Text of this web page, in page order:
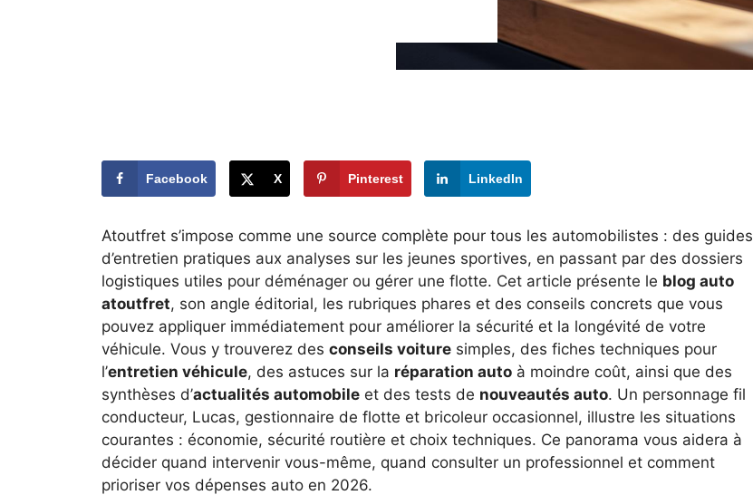
Facebook X Pinterest LinkedIn
Atoutfret s’impose comme une source complète pour tous les automobilistes : des guides
d’entretien pratiques aux analyses sur les jeunes sportives, en passant par des dossiers
logistiques utiles pour déménager ou gérer une flotte. Cet article présente le blog auto
atoutfret, son angle éditorial, les rubriques phares et des conseils concrets que vous
pouvez appliquer immédiatement pour améliorer la sécurité et la longévité de votre
véhicule. Vous y trouverez des conseils voiture simples, des fiches techniques pour
l’entretien véhicule, des astuces sur la réparation auto à moindre coût, ainsi que des
synthèses d’actualités automobile et des tests de nouveautés auto. Un personnage fil
conducteur, Lucas, gestionnaire de flotte et bricoleur occasionnel, illustre les situations
courantes : économie, sécurité routière et choix techniques. Ce panorama vous aidera à
décider quand intervenir vous-même, quand consulter un professionnel et comment
prioriser vos dépenses auto en 2026.